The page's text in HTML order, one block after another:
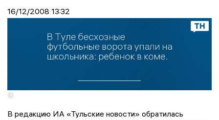
16/12/2008 13:32
©
В редакцию ИА «Тульские новости» обратилась